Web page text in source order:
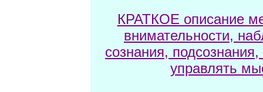
КРАТКОЕ описание
внимательности,
сознания,
управлять